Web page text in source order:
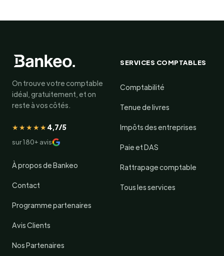
On trouve votre comptable
idéal, gratuitement, et on
reste à vos côtés.
★★★★★4,7/5
sur 180+ avis
À propos de Bankeo
Contact
Programme partenaires
Avis Clients
Nos Partenaires
SERVICES COMPTABLES
Comptabilité
Tenue de livres
Impôts des entreprises
Paie et DAS
Rattrapage comptable
Tous les services